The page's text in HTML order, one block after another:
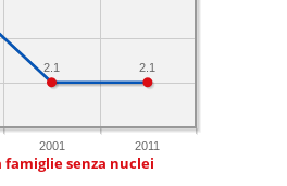
2001 2011
2.1
2.1
famiglie senza nuclei